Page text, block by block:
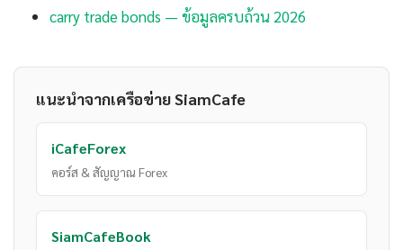
carry trade bonds — ข้อมูลครบถ้วน 2026
แนะนำจากเครือข่าย SiamCafe
iCafeForex
คอร์ส & สัญญาณ Forex
SiamCafeBook